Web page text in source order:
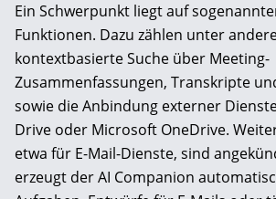
Ein Schwerpunkt liegt auf
Funktionen. Dazu zählen unter
kontextbasierte Suche über Meeting-
Zusammenfassungen, Transkripte
sowie die Anbindung externer
Drive oder Microsoft OneDrive.
etwa für E-Mail-Dienste, sind
erzeugt der AI Companion